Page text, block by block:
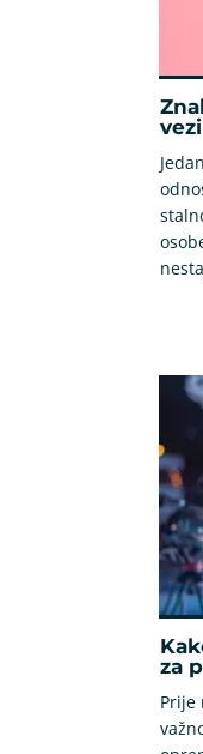
vezi
za
Prije